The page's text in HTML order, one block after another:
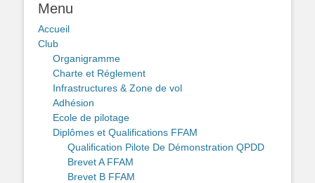
Menu
Accueil
Club
Organigramme
Charte et Réglement
Infrastructures & Zone de vol
Adhésion
Ecole de pilotage
Diplômes et Qualifications FFAM
Qualification Pilote De Démonstration QPDD
Brevet A FFAM
Brevet B FFAM